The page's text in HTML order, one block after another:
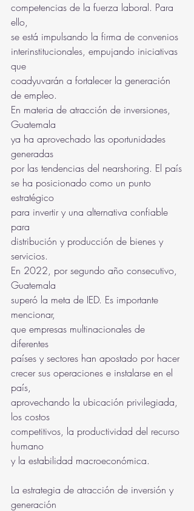
competencias de la fuerza laboral. Para
ello,
se está impulsando la firma de convenios
interinstitucionales, empujando iniciativas
que
coadyuvarán a fortalecer la generación
de empleo.
En materia de atracción de inversiones,
Guatemala
ya ha aprovechado las oportunidades
generadas
por las tendencias del nearshoring. El país
se ha posicionado como un punto
estratégico
para invertir y una alternativa confiable
para
distribución y producción de bienes y
servicios.
En 2022, por segundo año consecutivo,
Guatemala
superó la meta de IED. Es importante
mencionar,
que empresas multinacionales de
diferentes
países y sectores han apostado por hacer
crecer sus operaciones e instalarse en el
país,
aprovechando la ubicación privilegiada,
los costos
competitivos, la productividad del recurso
humano
y la estabilidad macroeconómica.
La estrategia de atracción de inversión y
generación